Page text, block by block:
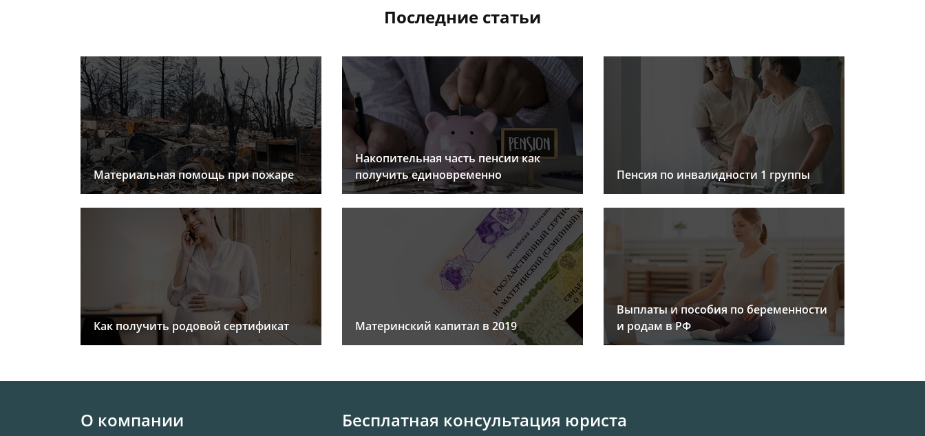
Последние статьи
Материальная помощь при пожаре
Накопительная часть пенсии как
получить единовременно
Пенсия по инвалидности 1 группы
Как получить родовой сертификат Материнский капитал в 2019
Выплаты и пособия по беременности
и родам в РФ
О компании Бесплатная консультация юриста